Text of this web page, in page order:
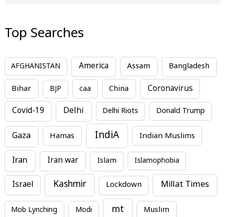
Top Searches
AFGHANISTAN America Assam Bangladesh
Bihar BJP caa China Coronavirus
Covid-19 Delhi Delhi Riots Donald Trump
Gaza Hamas IndiA Indian Muslims
Iran Iran war Islam Islamophobia
Israel Kashmir Lockdown Millat Times
Mob Lynching Modi mt Muslim